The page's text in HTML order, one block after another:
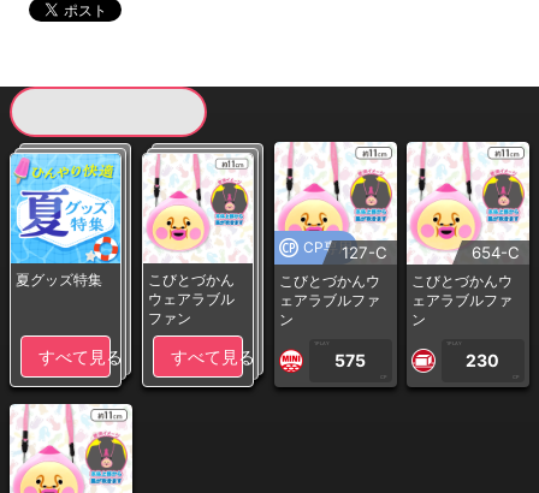
夏グッズ特集
すべて見る
こびとづかん
ウェアラブル
ファン
すべて見る
CP専用127-C
こびとづかんウ
ェアラブルファ
ン
1PLAY
575
CP
654-C
こびとづかんウ
ェアラブルファ
ン
1PLAY
230
CP